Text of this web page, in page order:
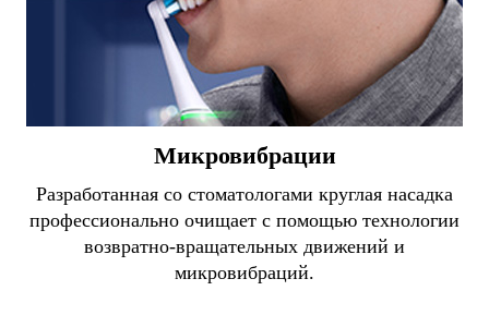
Микровибрации
Разработанная со стоматологами круглая насадка
профессионально очищает с помощью технологии
возвратно-вращательных движений и
микровибраций.